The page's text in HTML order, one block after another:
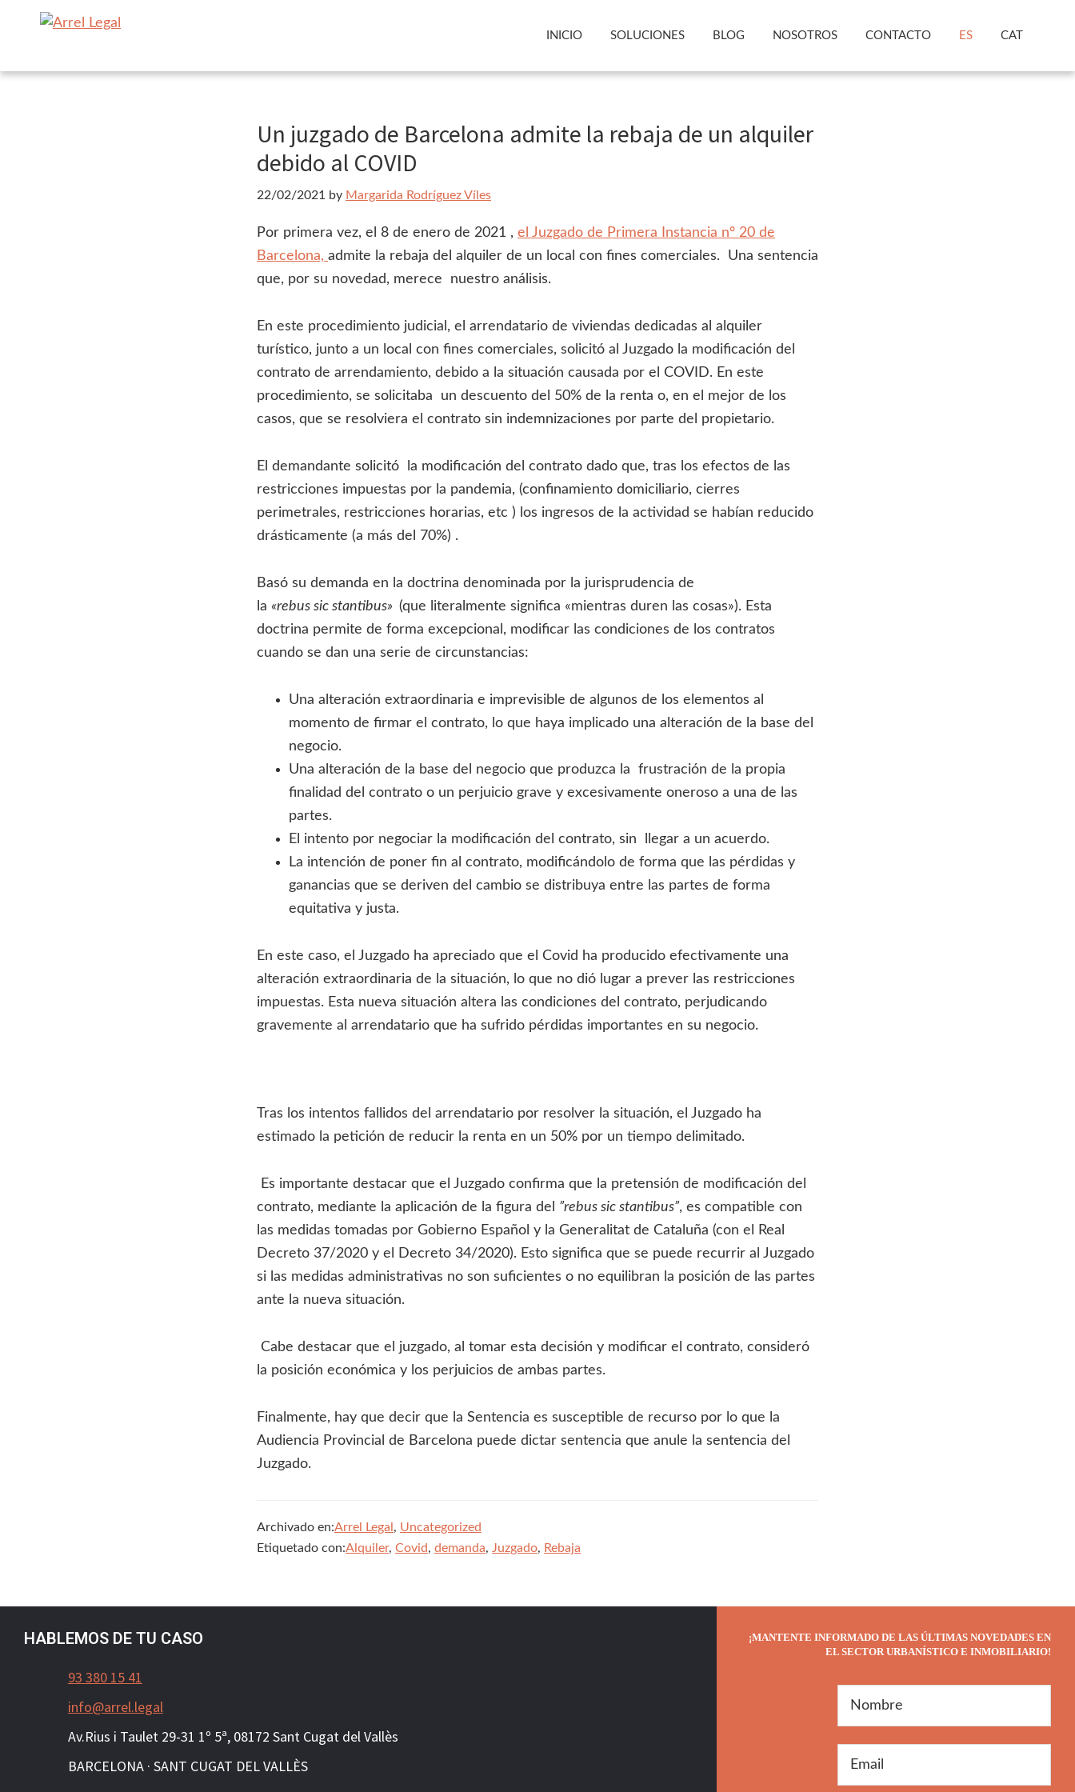
principal
principal
Legal
INICIO SOLUCIONES BLOG NOSOTROS CONTACTO ES CAT
Un juzgado de Barcelona admite la rebaja de un alquiler
debido al COVID
22/02/2021 by Margarida Rodríguez Víles
Por primera vez, el 8 de enero de 2021 , el Juzgado de Primera Instancia nº 20 de
Barcelona, admite la rebaja del alquiler de un local con fines comerciales. Una sentencia
que, por su novedad, merece nuestro análisis.
En este procedimiento judicial, el arrendatario de viviendas dedicadas al alquiler
turístico, junto a un local con fines comerciales, solicitó al Juzgado la modificación del
contrato de arrendamiento, debido a la situación causada por el COVID. En este
procedimiento, se solicitaba un descuento del 50% de la renta o, en el mejor de los
casos, que se resolviera el contrato sin indemnizaciones por parte del propietario.
El demandante solicitó la modificación del contrato dado que, tras los efectos de las
restricciones impuestas por la pandemia, (confinamiento domiciliario, cierres
perimetrales, restricciones horarias, etc ) los ingresos de la actividad se habían reducido
drásticamente (a más del 70%) .
Basó su demanda en la doctrina denominada por la jurisprudencia de
la «rebus sic stantibus» (que literalmente significa «mientras duren las cosas»). Esta
doctrina permite de forma excepcional, modificar las condiciones de los contratos
cuando se dan una serie de circunstancias:
Una alteración extraordinaria e imprevisible de algunos de los elementos al
momento de firmar el contrato, lo que haya implicado una alteración de la base del
negocio.
Una alteración de la base del negocio que produzca la frustración de la propia
finalidad del contrato o un perjuicio grave y excesivamente oneroso a una de las
partes.
El intento por negociar la modificación del contrato, sin llegar a un acuerdo.
La intención de poner fin al contrato, modificándolo de forma que las pérdidas y
ganancias que se deriven del cambio se distribuya entre las partes de forma
equitativa y justa.
En este caso, el Juzgado ha apreciado que el Covid ha producido efectivamente una
alteración extraordinaria de la situación, lo que no dió lugar a prever las restricciones
impuestas. Esta nueva situación altera las condiciones del contrato, perjudicando
gravemente al arrendatario que ha sufrido pérdidas importantes en su negocio.
Tras los intentos fallidos del arrendatario por resolver la situación, el Juzgado ha
estimado la petición de reducir la renta en un 50% por un tiempo delimitado.
Es importante destacar que el Juzgado confirma que la pretensión de modificación del
contrato, mediante la aplicación de la figura del ”rebus sic stantibus”, es compatible con
las medidas tomadas por Gobierno Español y la Generalitat de Cataluña (con el Real
Decreto 37/2020 y el Decreto 34/2020). Esto significa que se puede recurrir al Juzgado
si las medidas administrativas no son suficientes o no equilibran la posición de las partes
ante la nueva situación.
Cabe destacar que el juzgado, al tomar esta decisión y modificar el contrato, consideró
la posición económica y los perjuicios de ambas partes.
Finalmente, hay que decir que la Sentencia es susceptible de recurso por lo que la
Audiencia Provincial de Barcelona puede dictar sentencia que anule la sentencia del
Juzgado.
Archivado en:Arrel Legal, Uncategorized
Etiquetado con:Alquiler, Covid, demanda, Juzgado, Rebaja
HABLEMOS DE TU CASO
93 380 15 41
info@arrel.legal
Av.Rius i Taulet 29-31 1º 5ª, 08172 Sant Cugat del Vallès
BARCELONA · SANT CUGAT DEL VALLÈS
¡MANTENTE INFORMADO DE LAS ÚLTIMAS NOVEDADES EN
EL SECTOR URBANÍSTICO E INMOBILIARIO!